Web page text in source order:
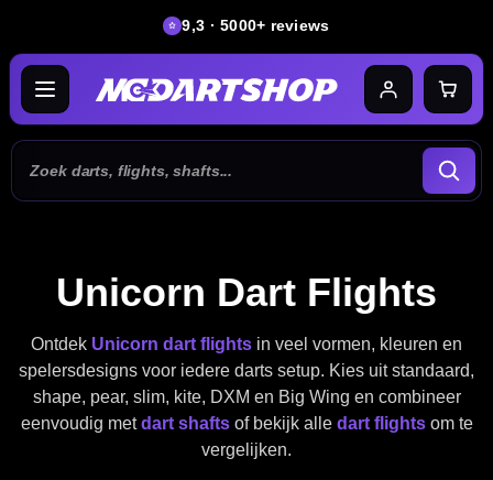
9,3 · 5000+ reviews
Unicorn Dart Flights
Ontdek Unicorn dart flights in veel vormen, kleuren en
spelersdesigns voor iedere darts setup. Kies uit standaard,
shape, pear, slim, kite, DXM en Big Wing en combineer
eenvoudig metdart shaftsof bekijk alle dart flightsom te
vergelijken.